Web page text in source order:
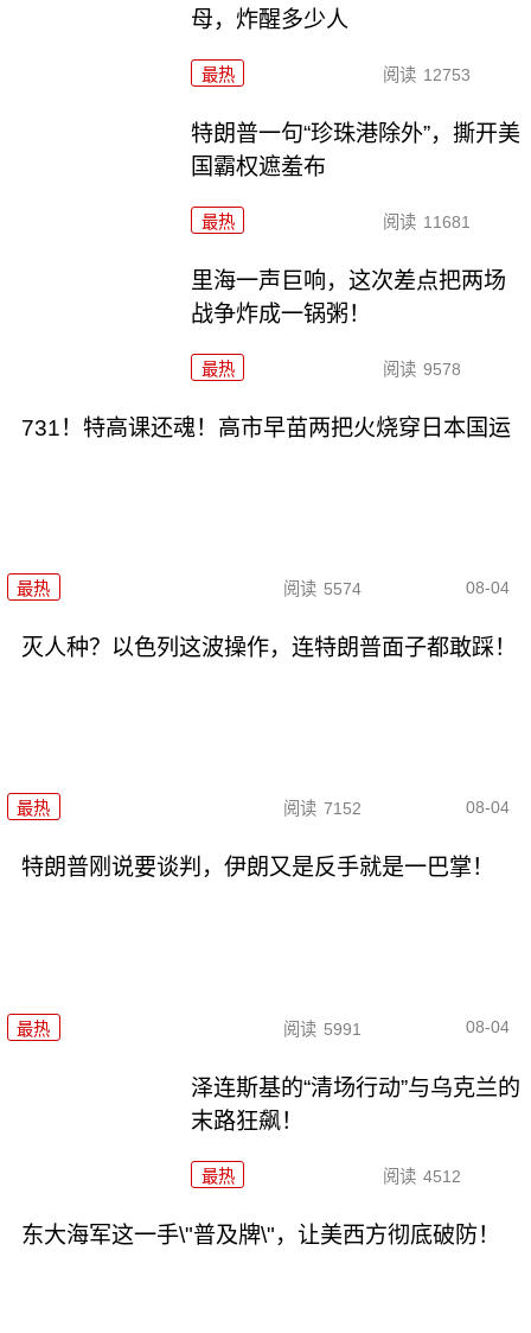
母，炸醒多少人
最热 阅读 12753
特朗普一句“珍珠港除外”，撕开美
国霸权遮羞布
最热 阅读 11681
里海一声巨响，这次差点把两场
战争炸成一锅粥！
最热 阅读 9578
731！特高课还魂！高市早苗两把火烧穿日本国运
最热 阅读 5574 08-04
灭人种？以色列这波操作，连特朗普面子都敢踩！
最热 阅读 7152 08-04
特朗普刚说要谈判，伊朗又是反手就是一巴掌！
最热 阅读 5991 08-04
泽连斯基的“清场行动”与乌克兰的
末路狂飙！
最热 阅读 4512
东大海军这一手\"普及牌\"，让美西方彻底破防！